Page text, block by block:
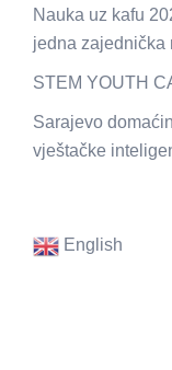
Nauka uz kafu
jedna zajednička
STEM YOUTH
Sarajevo
vještačke
English